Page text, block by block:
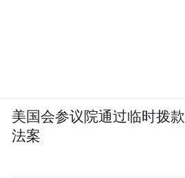
美国会参议院通过临时拨款
法案